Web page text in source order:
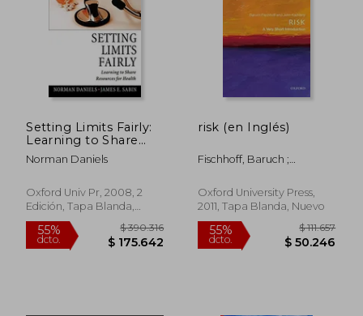
Setting Limits Fairly:
Learning to Share
Resources for Health
(en Inglés)
Norman Daniels
Oxford Univ Pr, 2008, 2
Edición, Tapa Blanda,
Nuevo
risk (en Inglés)
Fischhoff, Baruch ;
Oxford University Press,
2011, Tapa Blanda, Nuevo